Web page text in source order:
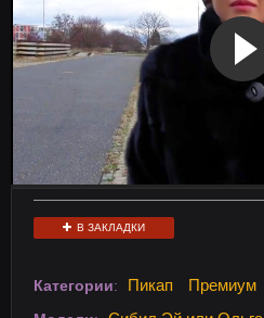
В ЗАКЛАДКИ
Категории: Пикап Премиум